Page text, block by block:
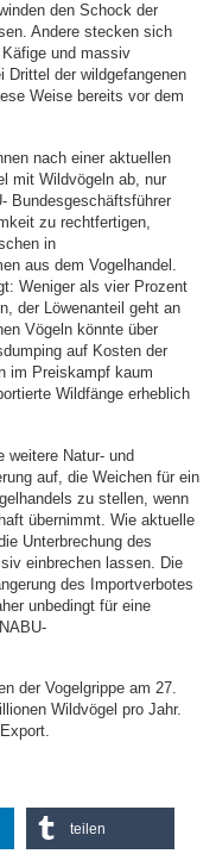
den Schock der
Andere stecken sich
und massiv
der wildgefangenen
Weise bereits vor dem
nach einer aktuellen
mit Wildvögeln ab, nur
Bundesgeschäftsführer
zu rechtfertigen,
in
aus dem Vogelhandel.
Weniger als vier Prozent
der Löwenanteil geht an
Vögeln könnte über
auf Kosten der
im Preiskampf kaum
Wildfänge erheblich
weitere Natur- und
auf, die Weichen für ein
zu stellen, wenn
übernimmt. Wie aktuelle
Unterbrechung des
einbrechen lassen. Die
des Importverbotes
unbedingt für eine
der Vogelgrippe am 27.
Wildvögel pro Jahr.
teilen